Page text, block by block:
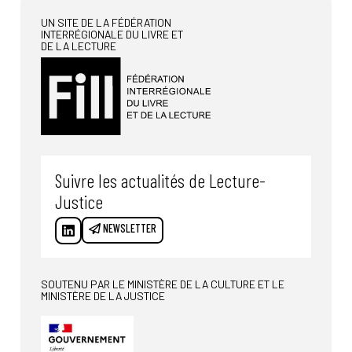
UN SITE DE LA FÉDÉRATION
INTERRÉGIONALE DU LIVRE ET
DE LA LECTURE
Suivre les actualités de Lecture-
Justice
NEWSLETTER
SOUTENU PAR LE MINISTÈRE DE LA CULTURE ET LE
MINISTÈRE DE LA JUSTICE